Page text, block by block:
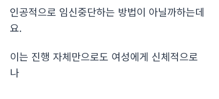
인공적으로 임신중단하는 방법이 아닐까하는데
요.
이는 진행 자체만으로도 여성에게 신체적으로
나